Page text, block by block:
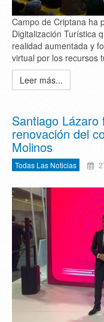
Campo de Criptana ha
Digitalización Turística
realidad aumentada y
virtual por los recursos
Leer más...
Santiago
renovación del
Molinos
Todas Las Noticias